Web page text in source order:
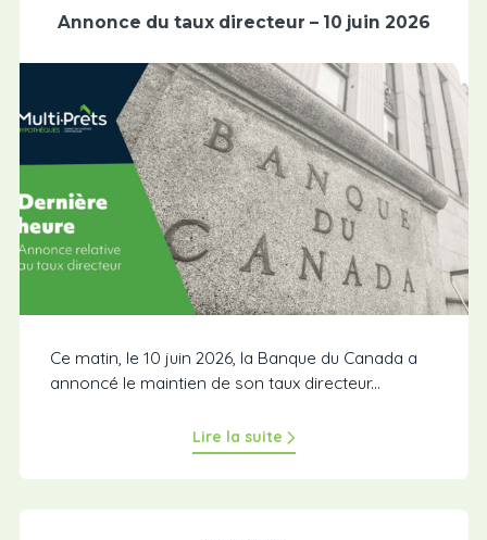
Annonce du taux directeur – 10 juin 2026
Ce matin, le 10 juin 2026, la Banque du Canada a
annoncé le maintien de son taux directeur...
Lire la suite